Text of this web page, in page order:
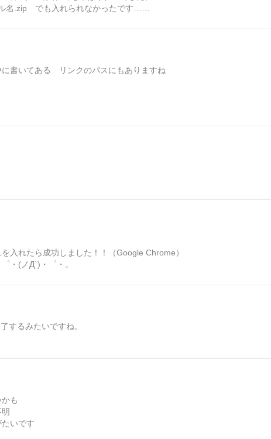
名.zip でも入れられなかったです……
書いてある リンクのパスにもありますね
入れたら成功しました！！（Google Chrome）
・(ノД`)・゜・。
するみたいですね。
も
いです